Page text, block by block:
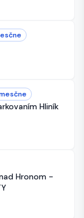
Hliník
Hronom -